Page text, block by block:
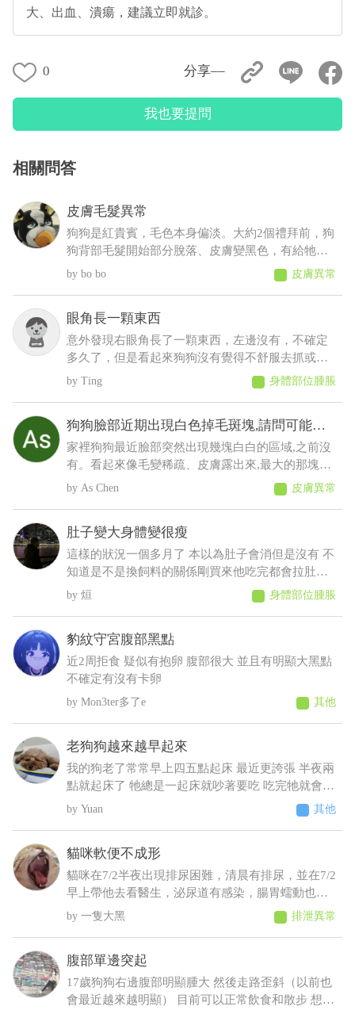
大、出血、潰瘍，建議立即就診。
0 分享––
我也要提問
相關問答
皮膚毛髮異常
狗狗是紅貴賓，毛色本身偏淡。大約2個禮拜前，狗
狗背部毛髮開始部分脫落、皮膚變黑色，有給牠擦
人類的藥物(不知道會不會怎樣......)，也有帶去看獸
醫，但獸醫說這是正常老化不會怎樣，可是牠才5
bo bo 皮膚異常
眼角長一顆東西
意外發現右眼角長了一顆東西，左邊沒有，不確定
多久了，但是看起來狗狗沒有覺得不舒服去抓或流
眼淚等等之類的，想請問這是什麼？會不會影響眼
Ting 身體部位腫脹
狗狗臉部近期出現白色掉毛斑塊,請問可能是
什麼原因
家裡狗狗最近臉部突然出現幾塊白白的區域,之前沒
有。看起來像毛變稀疏、皮膚露出來,最大的那塊有
點像有皮屑,但沒有看到流血、 化膿或明顯紅腫。
狗狗目前看起來精神、食慾都正常,也沒有一直抓臉
他皮膚問題?
As Chen 皮膚異常
肚子變大身體變很瘦
這樣的狀況一個多月了 本以為肚子會消但是沒有 不
知道是不是換飼料的關係剛買來他吃完都會拉肚子
後來就少量多餐就比較不會拉了以前飼料都吃很快
現在都吃很慢有時候還沒有吃完 反而人在吃的他都
現在沒長多少出來變很瘦看得到肋骨 請問醫師這是
什麼狀況????????
烜 身體部位腫脹
豹紋守宮腹部黑點
近2周拒食 疑似有抱卵 腹部很大 並且有明顯大黑點
不確定有沒有卡卵
Mon3ter多了e 其他
老狗狗越來越早起來
我的狗老了常常早上四五點起床 最近更誇張 半夜兩
點就起床了 牠總是一起床就吵著要吃 吃完牠就會乖
乖睡回去 不吃牠就一直抓門一直來回踱步 我明明晚
上十點才給牠吃過 增加了散步次數 結果好像更糟
都是罐頭加水或羊奶稀釋給牠才會喝 這樣子可能是
什麼疾病呀 建議要做什麼檢查呢
Yuan 其他
貓咪軟便不成形
貓咪在7/2半夜出現排尿困難，清晨有排尿，並在7/2
早上帶他去看醫生，泌尿道有感染，腸胃蠕動也變
慢，目前在吃消炎藥和胃藥，昨日貓咪排便時軟便
但有成型，而今日排便軟便並未成型，貓咪在前陣
成型的
一隻大黑 排泄異常
腹部單邊突起
17歲狗狗右邊腹部明顯腫大 然後走路歪斜（以前也
會最近越來越明顯） 目前可以正常飲食和散步 想請